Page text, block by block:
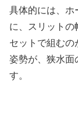
具体的には、ホ
に、スリットの
セットで組むの
姿勢が、狭水面
す。